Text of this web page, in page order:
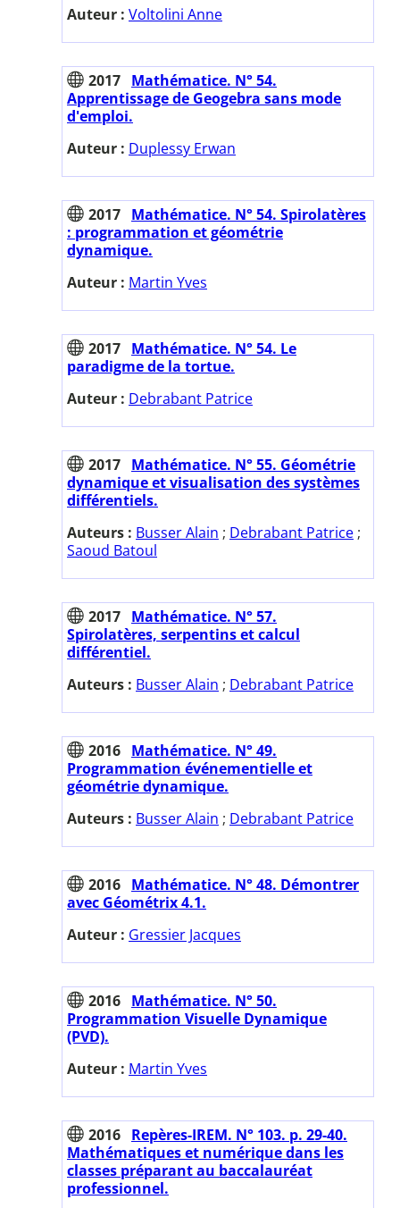
Auteur : Voltolini Anne
2017 Mathématice. N° 54.
Apprentissage de Geogebra sans mode
d'emploi.
Auteur : Duplessy Erwan
2017 Mathématice. N° 54. Spirolatères
: programmation et géométrie
dynamique.
Auteur : Martin Yves
2017 Mathématice. N° 54. Le
paradigme de la tortue.
Auteur : Debrabant Patrice
2017 Mathématice. N° 55. Géométrie
dynamique et visualisation des systèmes
différentiels.
Auteurs : Busser Alain ; Debrabant Patrice ;
Saoud Batoul
2017 Mathématice. N° 57.
Spirolatères, serpentins et calcul
différentiel.
Auteurs : Busser Alain ; Debrabant Patrice
2016 Mathématice. N° 49.
Programmation événementielle et
géométrie dynamique.
Auteurs : Busser Alain ; Debrabant Patrice
2016 Mathématice. N° 48. Démontrer
avec Géométrix 4.1.
Auteur : Gressier Jacques
2016 Mathématice. N° 50.
Programmation Visuelle Dynamique
(PVD).
Auteur : Martin Yves
2016 Repères-IREM. N° 103. p. 29-40.
Mathématiques et numérique dans les
classes préparant au baccalauréat
professionnel.